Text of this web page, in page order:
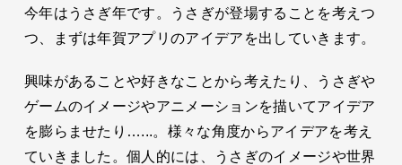
今年はうさぎ年です。うさぎが登場することを考えつ
つ、まずは年賀アプリのアイデアを出していきます。
興味があることや好きなことから考えたり、うさぎや
ゲームのイメージやアニメーションを描いてアイデア
を膨らませたり…...。様々な角度からアイデアを考え
ていきました。個人的には、うさぎのイメージや世界